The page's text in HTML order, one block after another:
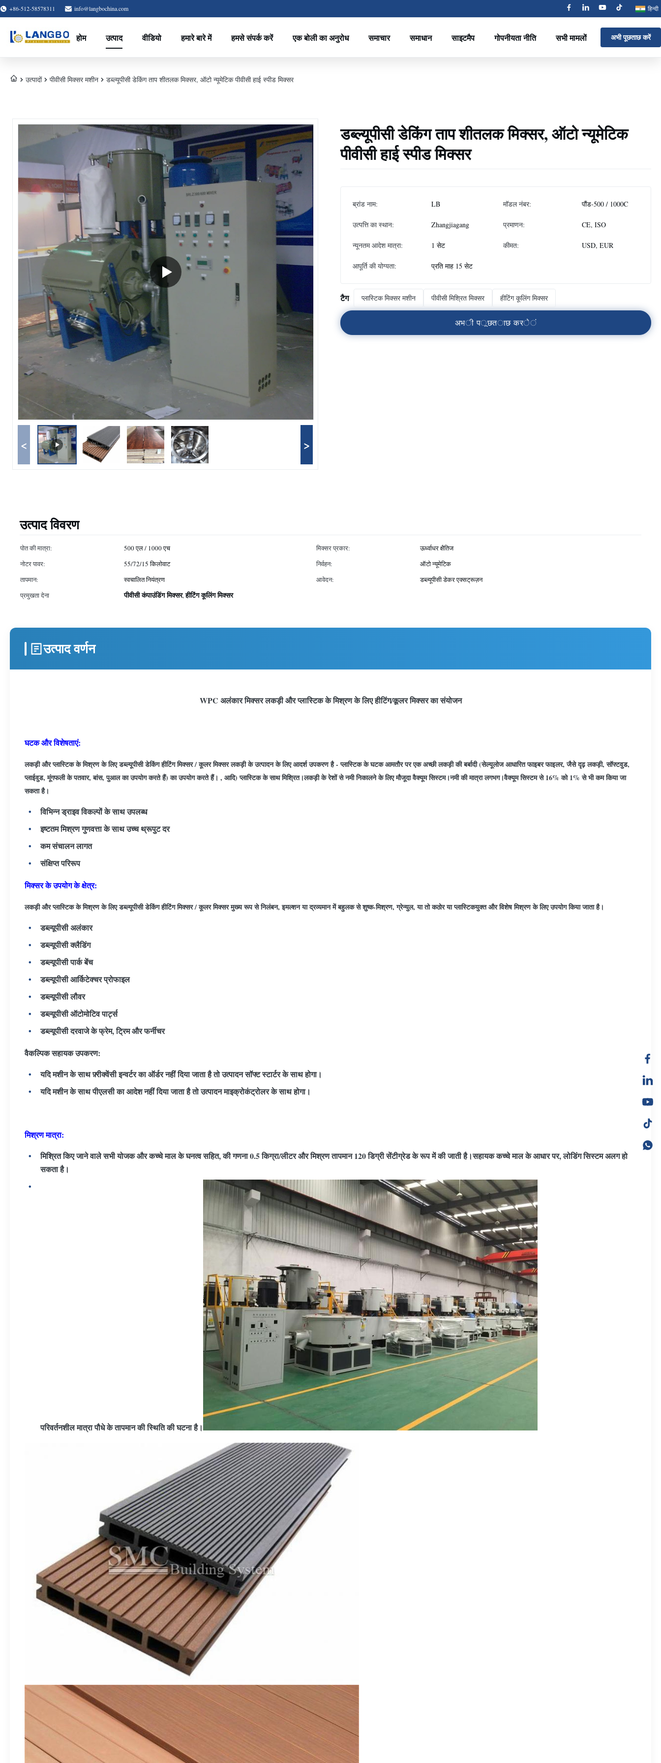
+86-512-58578311 info@langbochina.com हिन्दी
होम उत्पाद वीडियो हमारे बारे में हमसे संपर्क करें एक बोली का अनुरोध समाचार समाधान साइटमैप गोपनीयता नीति सभी मामलों अभी पूछताछ करें
उत्पादों पीवीसी मिक्सर मशीन डब्ल्यूपीसी डेकिंग ताप शीतलक मिक्सर, ऑटो न्यूमेटिक पीवीसी हाई स्पीड मिक्सर
< >
डब्ल्यूपीसी डेकिंग ताप शीतलक मिक्सर, ऑटो न्यूमेटिक
पीवीसी हाई स्पीड मिक्सर
ब्रांड नाम: LB मॉडल नंबर: पौंड-500 / 1000C
उत्पत्ति का स्थान: Zhangjiagang प्रमाणन: CE, ISO
न्यूनतम आदेश मात्रा: 1 सेट कीमत: USD, EUR
आपूर्ति की योग्यता: प्रति माह 15 सेट
टैग प्लास्टिक मिक्सर मशीन पीवीसी मिश्रित मिक्सर हीटिंग कूलिंग मिक्सर
अभी पूछताछ करें
उत्पाद विवरण
पोत की मात्रा: 500 एल / 1000 एच मिक्सर प्रकार:
ऊर्ध्वाधर क्षैतिज
नोटर पावर:
55/72/15 किलोवाट निर्वहन:
ऑटो न्यूमेटिक
तापमान:
स्वचालित नियंत्रण आवेदन:
डब्ल्यूपीसी डेकर एक्सट्रूज़न
प्रमुखता देना
पीवीसी कंपाउंडिंग मिक्सर,हीटिंग कूलिंग मिक्सर
उत्पाद वर्णन
WPC अलंकार मिक्सर लकड़ी और प्लास्टिक के मिश्रण के लिए हीटिंग/कूलर मिक्सर का संयोजन
घटक और विशेषताएं:
लकड़ी और प्लास्टिक के मिश्रण के लिए डब्ल्यूपीसी डेकिंग हीटिंग मिक्सर / कूलर मिक्सर लकड़ी के उत्पादन के लिए आदर्श उपकरण है - प्लास्टिक के घटक आमतौर पर एक अच्छी लकड़ी की बर्बादी (सेल्यूलोज आधारित फाइबर फाइलर, जैसे दृढ़ लकड़ी, सॉफ्टवुड,
प्लाईवुड, मूंगफली के पतवार, बांस, पुआल का उपयोग करते हैं) का उपयोग करते हैं। , आदि) प्लास्टिक के साथ मिश्रित।लकड़ी के रेशों से नमी निकालने के लिए मौजूदा वैक्यूम सिस्टम।नमी की मात्रा लगभग।वैक्यूम सिस्टम से 16% को 1% से भी कम किया जा
सकता है।
विभिन्न ड्राइव विकल्पों के साथ उपलब्ध
इष्टतम मिश्रण गुणवत्ता के साथ उच्च थ्रूपुट दर
कम संचालन लागत
संक्षिप्त परिरूप
मिक्सर के उपयोग के क्षेत्र:
लकड़ी और प्लास्टिक के मिश्रण के लिए डब्ल्यूपीसी डेकिंग हीटिंग मिक्सर / कूलर मिक्सर मुख्य रूप से निलंबन, इमल्शन या द्रव्यमान में बहुलक से शुष्क-मिश्रण, ग्रेन्युल, या तो कठोर या प्लास्टिकयुक्त और विशेष मिश्रण के लिए उपयोग किया जाता है।
डब्ल्यूपीसी अलंकार
डब्ल्यूपीसी क्लैडिंग
डब्ल्यूपीसी पार्क बेंच
डब्ल्यूपीसी आर्किटेक्चर प्रोफाइल
डब्ल्यूपीसी लौवर
डब्ल्यूपीसी ऑटोमोटिव पार्ट्स
डब्ल्यूपीसी दरवाजे के फ्रेम, ट्रिम और फर्नीचर
वैकल्पिक सहायक उपकरण:
यदि मशीन के साथ फ़्रीक्वेंसी इन्वर्टर का ऑर्डर नहीं दिया जाता है तो उत्पादन सॉफ्ट स्टार्टर के साथ होगा।
यदि मशीन के साथ पीएलसी का आदेश नहीं दिया जाता है तो उत्पादन माइक्रोकंट्रोलर के साथ होगा।
मिश्रण मात्रा:
मिश्रित किए जाने वाले सभी योजक और कच्चे माल के घनत्व सहित, की गणना 0.5 किग्रा/लीटर और मिश्रण तापमान 120 डिग्री सेंटीग्रेड के रूप में की जाती है।सहायक कच्चे माल के आधार पर, लोडिंग सिस्टम अलग हो
सकता है।
परिवर्तनशील मात्रा पौधे के तापमान की स्थिति की घटना है।